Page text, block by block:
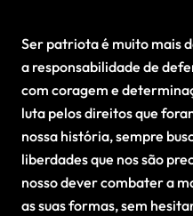
Ser patriota é muito mais
a responsabilidade de
com coragem e
luta pelos direitos que
nossa história, sempre
liberdades que nos são
nosso dever combater a
as suas formas, sem